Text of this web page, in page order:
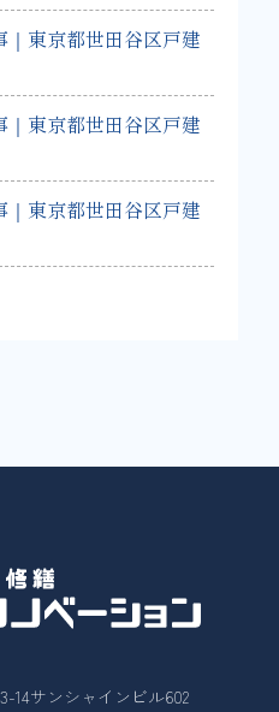
東京都世田谷区戸建
東京都世田谷区戸建
東京都世田谷区戸建
14サンシャインビル602